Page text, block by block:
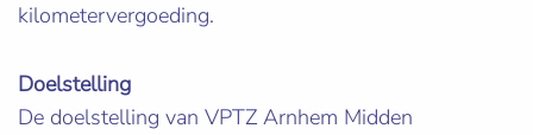
kilometervergoeding.
Doelstelling
De doelstelling van VPTZ Arnhem Midden